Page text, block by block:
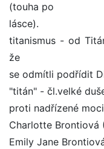
(touha po
lásce).
titanismus - od
že
se odmítli podřídit
"titán" - čl.velké
proti nadřízené
Charlotte Brontiová
Emily Jane